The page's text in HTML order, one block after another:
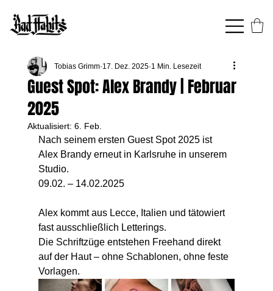
Guest Spot: Alex Brandy | Februar
2025
Tobias Grimm 17. Dez. 2025 1 Min. Lesezeit
Aktualisiert: 6. Feb.
Nach seinem ersten Guest Spot 2025 ist
Alex Brandy erneut in Karlsruhe in unserem
Studio.
09.02. – 14.02.2025
Alex kommt aus Lecce, Italien und tätowiert
fast ausschließlich Letterings.
Die Schriftzüge entstehen Freehand direkt
auf der Haut – ohne Schablonen, ohne feste
Vorlagen.